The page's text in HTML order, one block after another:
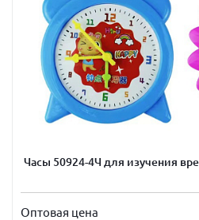
Часы 50924-4Ч для изучения
Оптовая цена